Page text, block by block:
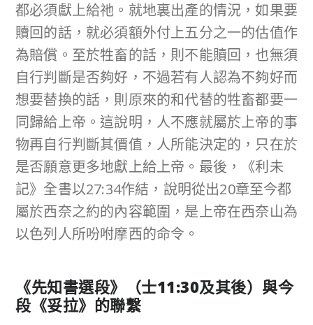
都必須獻上給祂。就地裏出產的情況，如果要
贖回的話，就必須額外付上五分之一的估值作
為賠償。至於牲畜的話，則不能贖回，也無須
自行判斷是否夠好，不過若有人認為不夠好而
想要替換的話，則原來的和代替的牲畜都要一
同歸給上帝。這說明，人不應就屬於上帝的事
物再自行判斷其價值，人所能決定的，只在於
是否願意更多地獻上給上帝。最後，《利未
記》全書以27:34作結，說明從出20章至今都
屬於西奈之約的內容範圍，是上帝在西奈山為
以色列人所吩咐摩西的命令。
《先知書選段》（士11:30及其後）與今
段《妥拉》的聯繫